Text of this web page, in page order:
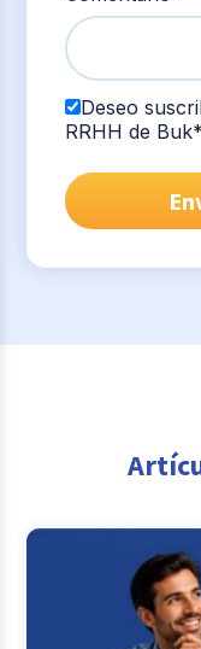
Deseo
RRHH de Buk*